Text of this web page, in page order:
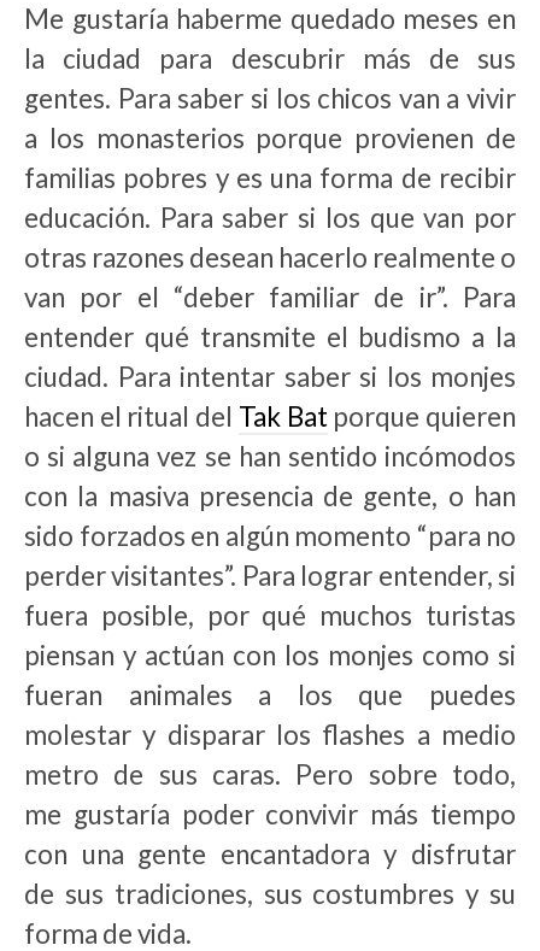
Me gustaría haberme quedado meses en
la ciudad para descubrir más de sus
gentes. Para saber si los chicos van a vivir
a los monasterios porque provienen de
familias pobres y es una forma de recibir
educación. Para saber si los que van por
otras razones desean hacerlo realmente o
van por el “deber familiar de ir”. Para
entender qué transmite el budismo a la
ciudad. Para intentar saber si los monjes
hacen el ritual del Tak Batporque quieren
o si alguna vez se han sentido incómodos
con la masiva presencia de gente, o han
sido forzados en algún momento “para no
perder visitantes”. Para lograr entender, si
fuera posible, por qué muchos turistas
piensan y actúan con los monjes como si
fueran animales a los que puedes
molestar y disparar los flashes a medio
metro de sus caras. Pero sobre todo,
me gustaría poder convivir más tiempo
con una gente encantadora y disfrutar
de sus tradiciones, sus costumbres y su
forma de vida.